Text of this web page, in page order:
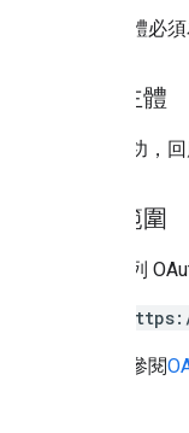
要求主體必
回應主體
如果成功，
授權範圍
需要下列
詳情請參閱